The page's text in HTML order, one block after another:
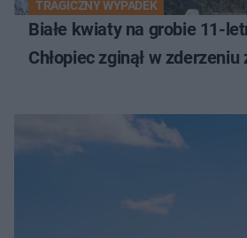
TRAGICZNY WYPADEK
Białe kwiaty na grobie 11-
Chłopiec zginął w